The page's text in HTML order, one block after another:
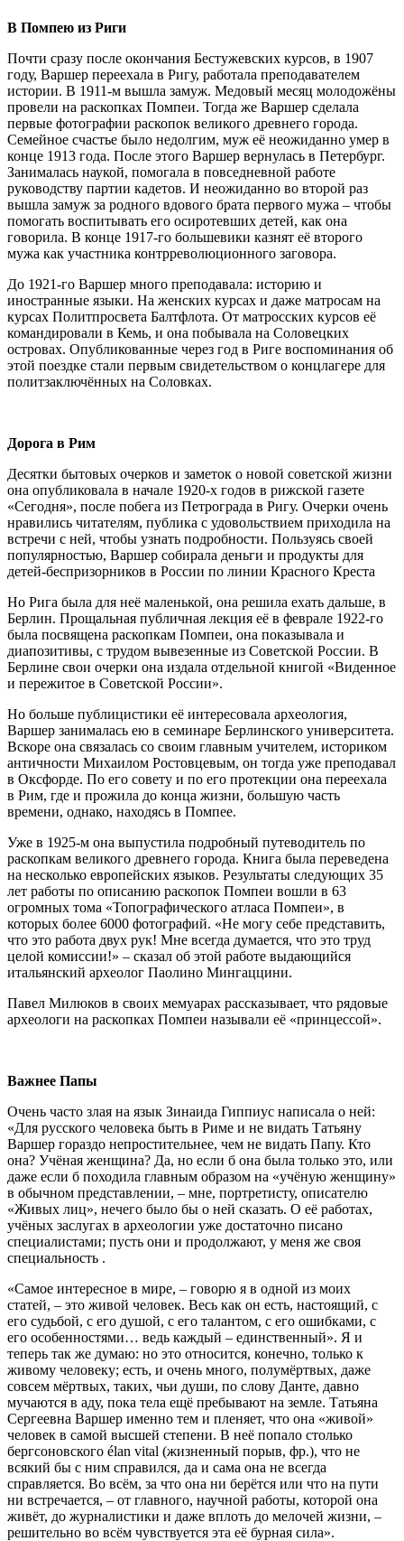
В Помпею из Риги
Почти сразу после окончания Бестужевских курсов, в 1907
году, Варшер переехала в Ригу, работала преподавателем
истории. В 1911-м вышла замуж. Медовый месяц молодожёны
провели на раскопках Помпеи. Тогда же Варшер сделала
первые фотографии раскопок великого древнего города.
Семейное счастье было недолгим, муж её неожиданно умер в
конце 1913 года. После этого Варшер вернулась в Петербург.
Занималась наукой, помогала в повседневной работе
руководству партии кадетов. И неожиданно во второй раз
вышла замуж за родного вдового брата первого мужа – чтобы
помогать воспитывать его осиротевших детей, как она
говорила. В конце 1917-го большевики казнят её второго
мужа как участника контрреволюционного заговора.
До 1921-го Варшер много преподавала: историю и
иностранные языки. На женских курсах и даже матросам на
курсах Политпросвета Балтфлота. От матросских курсов её
командировали в Кемь, и она побывала на Соловецких
островах. Опубликованные через год в Риге воспоминания об
этой поездке стали первым свидетельством о концлагере для
политзаключённых на Соловках.
Дорога в Рим
Десятки бытовых очерков и заметок о новой советской жизни
она опубликовала в начале 1920-х годов в рижской газете
«Сегодня», после побега из Петрограда в Ригу. Очерки очень
нравились читателям, публика с удовольствием приходила на
встречи с ней, чтобы узнать подробности. Пользуясь своей
популярностью, Варшер собирала деньги и продукты для
детей-беспризорников в России по линии Красного Креста
Но Рига была для неё маленькой, она решила ехать дальше, в
Берлин. Прощальная публичная лекция её в феврале 1922-го
была посвящена раскопкам Помпеи, она показывала и
диапозитивы, с трудом вывезенные из Советской России. В
Берлине свои очерки она издала отдельной книгой «Виденное
и пережитое в Советской России».
Но больше публицистики её интересовала археология,
Варшер занималась ею в семинаре Берлинского университета.
Вскоре она связалась со своим главным учителем, историком
античности Михаилом Ростовцевым, он тогда уже преподавал
в Оксфорде. По его совету и по его протекции она переехала
в Рим, где и прожила до конца жизни, большую часть
времени, однако, находясь в Помпее.
Уже в 1925-м она выпустила подробный путеводитель по
раскопкам великого древнего города. Книга была переведена
на несколько европейских языков. Результаты следующих 35
лет работы по описанию раскопок Помпеи вошли в 63
огромных тома «Топографического атласа Помпеи», в
которых более 6000 фотографий. «Не могу себе представить,
что это работа двух рук! Мне всегда думается, что это труд
целой комисcии!» – сказал об этой работе выдающийся
итальянский археолог Паолино Мингаццини.
Павел Милюков в своих мемуарах рассказывает, что рядовые
археологи на раскопках Помпеи называли её «принцессой».
Важнее Папы
Очень часто злая на язык Зинаида Гиппиус написала о ней:
«Для русского человека быть в Риме и не видать Татьяну
Варшер гораздо непростительнее, чем не видать Папу. Кто
она? Учёная женщина? Да, но если б она была только это, или
даже если б походила главным образом на «учёную женщину»
в обычном представлении, – мне, портретисту, описателю
«Живых лиц», нечего было бы о ней сказать. О её работах,
учёных заслугах в археологии уже достаточно писано
специалистами; пусть они и продолжают, у меня же своя
специальность .
«Самое интересное в мире, – говорю я в одной из моих
статей, – это живой человек. Весь как он есть, настоящий, с
его судьбой, с его душой, с его талантом, с его ошибками, с
его особенностями… ведь каждый – единственный». Я и
теперь так же думаю: но это относится, конечно, только к
живому человеку; есть, и очень много, полумёртвых, даже
совсем мёртвых, таких, чьи души, по слову Данте, давно
мучаются в аду, пока тела ещё пребывают на земле. Татьяна
Сергеевна Варшер именно тем и пленяет, что она «живой»
человек в самой высшей степени. В неё попало столько
бергсоновского élan vital (жизненный порыв, фр.), что не
всякий бы с ним справился, да и сама она не всегда
справляется. Во всём, за что она ни берётся или что на пути
ни встречается, – от главного, научной работы, которой она
живёт, до журналистики и даже вплоть до мелочей жизни, –
решительно во всём чувствуется эта её бурная сила».